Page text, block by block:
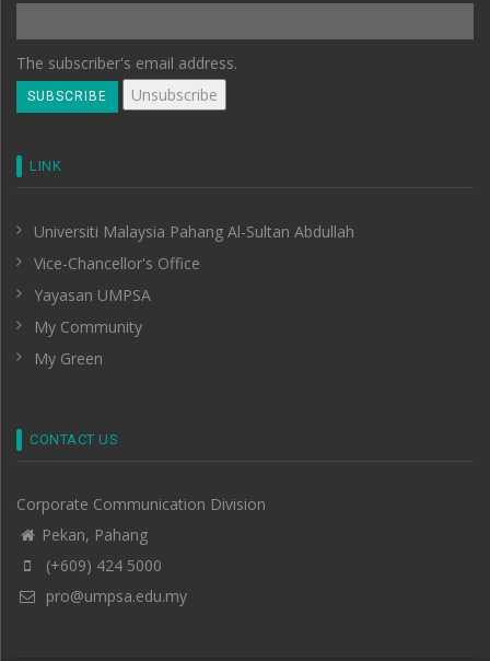
The subscriber's email address.
LINK
Universiti Malaysia Pahang Al-Sultan Abdullah
Vice-Chancellor's Office
Yayasan UMPSA
My Community
My Green
CONTACT US
Corporate Communication Division
Pekan, Pahang
(+609) 424 5000
pro@umpsa.edu.my